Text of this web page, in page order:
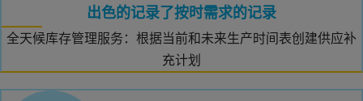
出色的记录了按时需求的记录
全天候库存管理服务：根据当前和未来生产时间表创建供应补
充计划